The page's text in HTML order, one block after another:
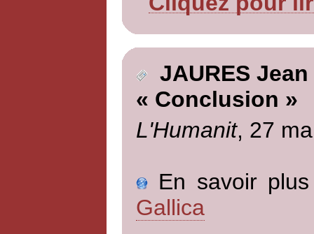
JAURES Jean
« Conclusion »
L'Humanit, 27
En savoir
Gallica